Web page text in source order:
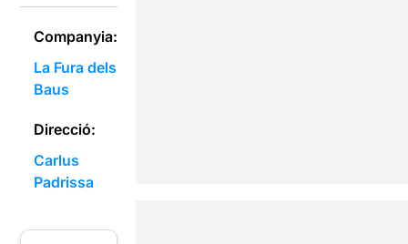
Companyia:
La Fura dels
Baus
Direcció:
Carlus
Padrissa